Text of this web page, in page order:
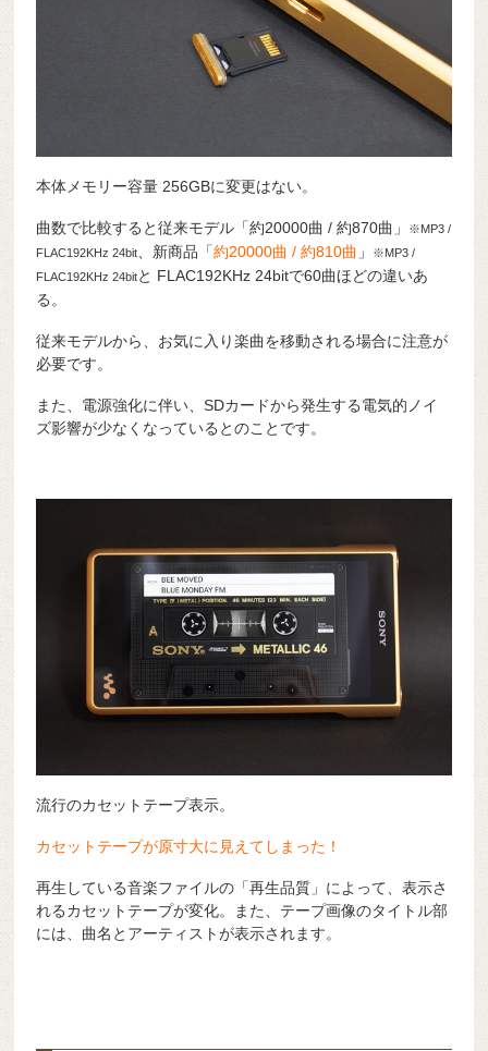
本体メモリー容量 256GBに変更はない。
曲数で比較すると従来モデル「約20000曲 / 約870曲」
※MP3 /
FLAC192KHz 24bit
、新商品「約20000曲 / 約810曲 」
※MP3 /
FLAC192KHz 24bitと FLAC192KHz 24bitで60曲ほどの違いあ
る。
従来モデルから、お気に入り楽曲を移動される場合に注意が
必要です。
また、電源強化に伴い、SDカードから発生する電気的ノイ
ズ影響が少なくなっているとのことです。
流行のカセットテープ表示。
カセットテープが原寸大に見えてしまった！
再生している音楽ファイルの「再生品質」によって、表示さ
れるカセットテープが変化。また、テープ画像のタイトル部
には、曲名とアーティストが表示されます。